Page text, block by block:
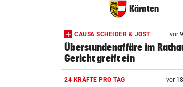
Kärnten
CAUSA SCHEIDER & JOST vor
Überstundenaffäre im
Gericht greift ein
24 KRÄFTE PRO TAG vor